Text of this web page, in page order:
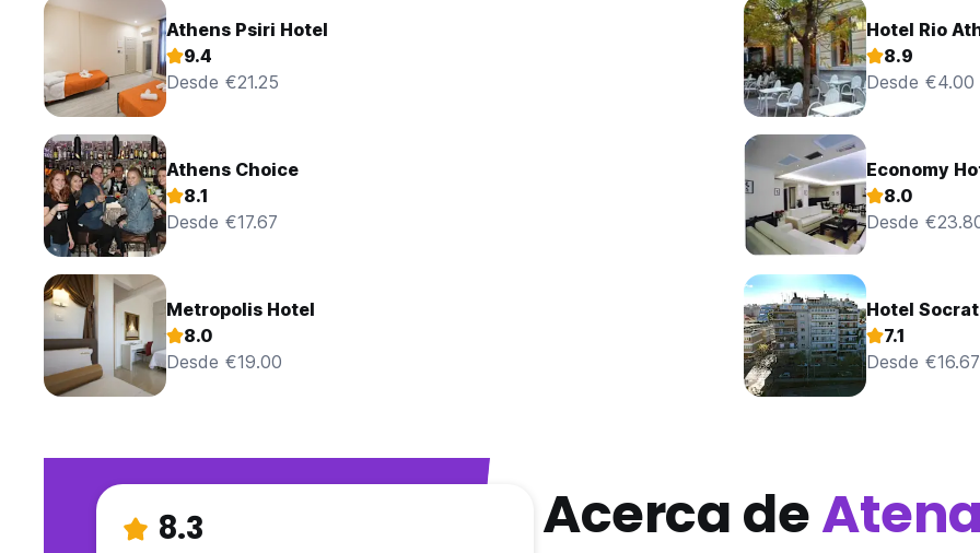
Athens Psiri Hotel
9.4
Desde €21.25
Hotel Rio
8.9
Desde €4.00
Athens Choice
8.1
Desde €17.67
Economy
8.0
Desde
Metropolis Hotel
8.0
Desde €19.00
Hotel
7.1
Desde €16.67
8.3 Acerca de